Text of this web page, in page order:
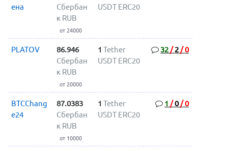
ена
Сбербан
к RUB
от 24000
USDT ERC20
PLATOV
86.946
Сбербан
к RUB
от 20000
1 Tether
USDT ERC20
32 / 2 /0
BTCChang
e24
87.0383
Сбербан
к RUB
от 10000
1 Tether
USDT ERC20
1 /0/0